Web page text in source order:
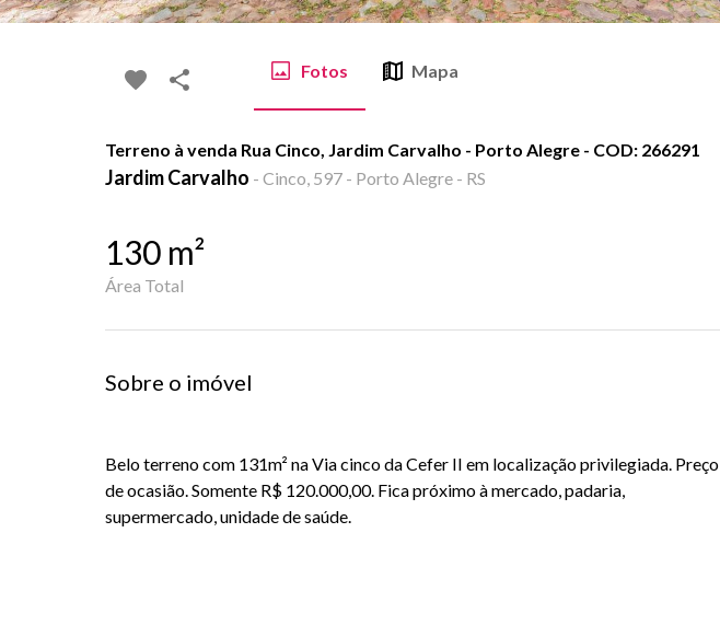
Fotos Mapa
Terreno à venda Rua Cinco, Jardim Carvalho - Porto Alegre - COD: 266291
Jardim Carvalho - Cinco, 597 - Porto Alegre - RS
130 m²
Área Total
Sobre o imóvel
Belo terreno com 131m² na Via cinco da Cefer II em localização privilegiada. Preço
de ocasião. Somente R$ 120.000,00. Fica próximo à mercado, padaria,
supermercado, unidade de saúde.